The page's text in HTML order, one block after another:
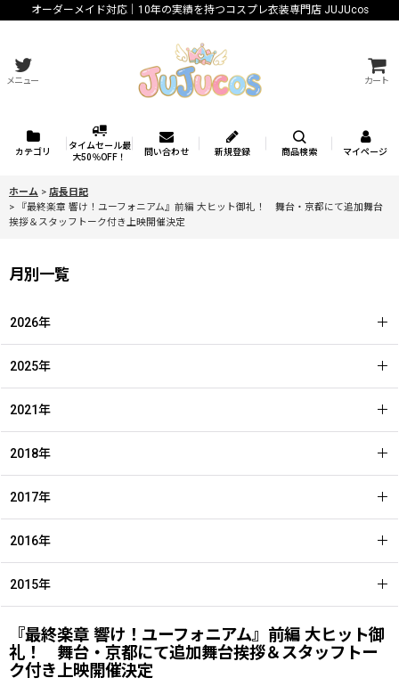
オーダーメイド対応｜10年の実績を持つコスプレ衣装専門店 JUJUcos
メニュー カート
カテゴリ
タイムセール最
大50％OFF！
問い合わせ 新規登録 商品検索 マイページ
ホーム > 店長日記
>
『最終楽章 響け！ユーフォニアム』前編 大ヒット御礼！ 舞台・京都にて追加舞台
挨拶＆スタッフトーク付き上映開催決定
『最終楽章 響け！ユーフォニアム』前編 大ヒット御
礼！ 舞台・京都にて追加舞台挨拶＆スタッフトー
ク付き上映開催決定
月別一覧
2026年
2025年
2021年
2018年
2017年
2016年
2015年